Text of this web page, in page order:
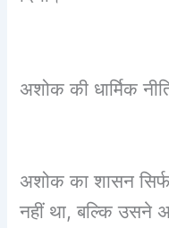
अशोक की धार्मिक
अशोक का शासन
नहीं था, बल्कि उसने